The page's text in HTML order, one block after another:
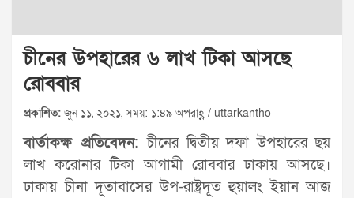
চীনের উপহারের ৬ লাখ টিকা আসছে
রোববার
প্রকাশিত:জুন ১১, ২০২১, সময়: ১:৪৯ অপরাহ্ণ / uttarkantho
বার্তাকক্ষ প্রতিবেদন:চীনের দ্বিতীয় দফা উপহারের ছয়
লাখ করোনার টিকা আগামী রোববার ঢাকায় আসছে।
ঢাকায় চীনা দূতাবাসের উপ-রাষ্ট্রদূত হুয়ালং ইয়ান আজ